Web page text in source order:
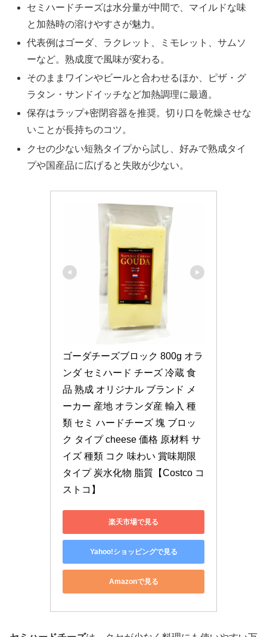
セミハードチーズは水分量が中間で、マイルドな味
と加熱時の溶けやすさが魅力。
代表例はゴーダ、ラクレット、ミモレット、サムソ
ーなど。熟成度で風味が変わる。
そのままワインやビールと合わせるほか、ピザ・グ
ラタン・サンドイッチなど加熱調理に最適。
保存はラップ+密閉容器を推奨。切り口を乾燥させな
いことが長持ちのコツ。
クセの少ない短熟タイプから試し、好みで熟成タイ
プや国産品に広げると失敗が少ない。
ゴーダチーズブロック 800g オラ
ンダ セミハード チーズ 冷蔵 食
品 熟成 オリジナル ブランド メ
ーカー 産地 オランダ産 輸入 種
類 セミ ハードチーズ 塊 ブロッ
ク タイプ cheese 価格 原材料 サ
イズ 種類 コク 味わい 賞味期限
タイプ 炭水化物 脂質【Costco コ
ストコ】
楽天市場で見る
Yahoo!ショッピングで見る
Amazonで見る